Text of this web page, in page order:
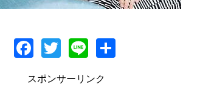
F
e
T
itt
Li
e
スポンサーリンク